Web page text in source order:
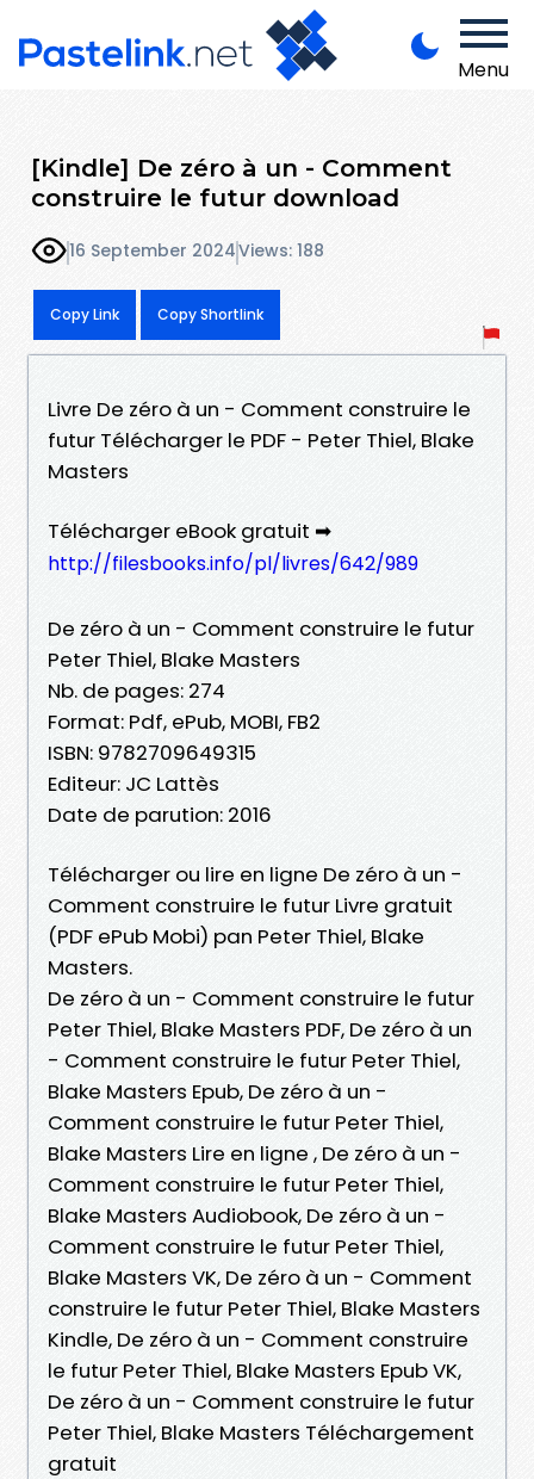
Menu
[Kindle] De zéro à un - Comment
construire le futur download
16 September 2024Views: 188
Copy Link Copy Shortlink
Livre De zéro à un - Comment construire le
futur Télécharger le PDF - Peter Thiel, Blake
Masters
Télécharger eBook gratuit ➡
http://filesbooks.info/pl/livres/642/989
De zéro à un - Comment construire le futur
Peter Thiel, Blake Masters
Nb. de pages: 274
Format: Pdf, ePub, MOBI, FB2
ISBN: 9782709649315
Editeur: JC Lattès
Date de parution: 2016
Télécharger ou lire en ligne De zéro à un -
Comment construire le futur Livre gratuit
(PDF ePub Mobi) pan Peter Thiel, Blake
Masters.
De zéro à un - Comment construire le futur
Peter Thiel, Blake Masters PDF, De zéro à un
- Comment construire le futur Peter Thiel,
Blake Masters Epub, De zéro à un -
Comment construire le futur Peter Thiel,
Blake Masters Lire en ligne , De zéro à un -
Comment construire le futur Peter Thiel,
Blake Masters Audiobook, De zéro à un -
Comment construire le futur Peter Thiel,
Blake Masters VK, De zéro à un - Comment
construire le futur Peter Thiel, Blake Masters
Kindle, De zéro à un - Comment construire
le futur Peter Thiel, Blake Masters Epub VK,
De zéro à un - Comment construire le futur
Peter Thiel, Blake Masters Téléchargement
gratuit